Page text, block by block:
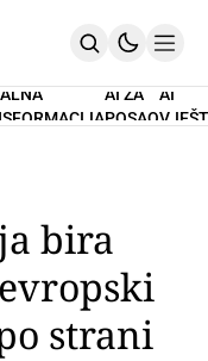
AI ZA
POSAO
AI
bira
strani